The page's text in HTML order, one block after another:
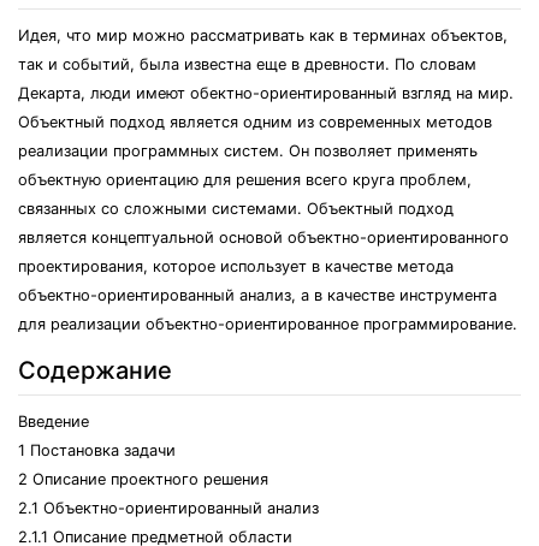
Идея, что мир можно рассматривать как в терминах объектов,
так и событий, была известна еще в древности. По словам
Декарта, люди имеют обектно-ориентированный взгляд на мир.
Объектный подход является одним из современных методов
реализации программных систем. Он позволяет применять
объектную ориентацию для решения всего круга проблем,
связанных со сложными системами. Объектный подход
является концептуальной основой объектно-ориентированного
проектирования, которое использует в качестве метода
объектно-ориентированный анализ, а в качестве инструмента
для реализации объектно-ориентированное программирование.
Содержание
Введение
1 Постановка задачи
2 Описание проектного решения
2.1 Объектно-ориентированный анализ
2.1.1 Описание предметной области